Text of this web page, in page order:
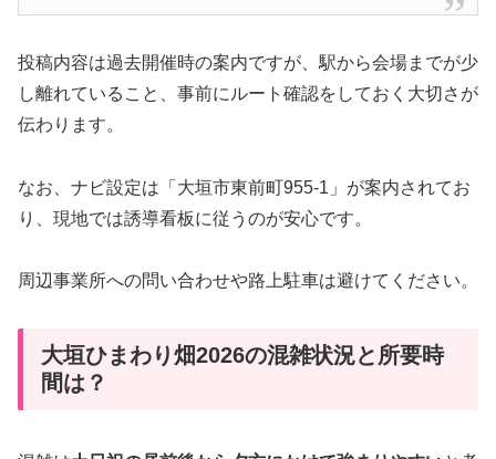
投稿内容は過去開催時の案内ですが、駅から会場までが少
し離れていること、事前にルート確認をしておく大切さが
伝わります。
なお、ナビ設定は「大垣市東前町955-1」が案内されてお
り、現地では誘導看板に従うのが安心です。
周辺事業所への問い合わせや路上駐車は避けてください。
大垣ひまわり畑2026の混雑状況と所要時
間は？